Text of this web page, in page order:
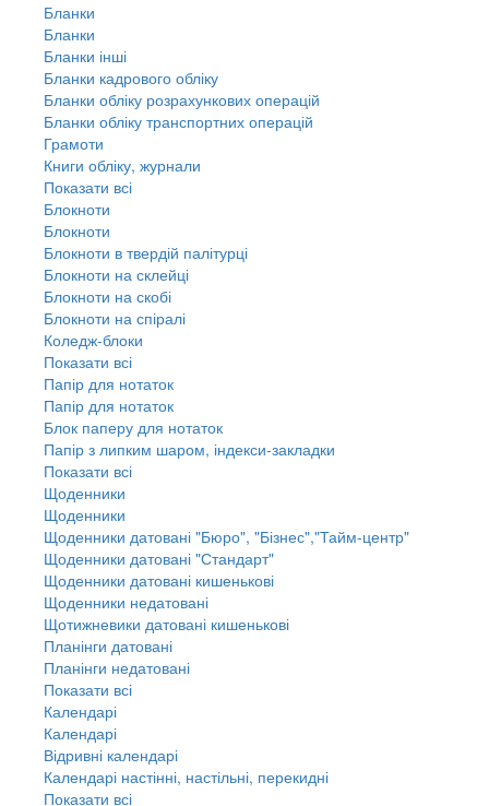
Бланки
Бланки
Бланки інші
Бланки кадрового обліку
Бланки обліку розрахункових операцій
Бланки обліку транспортних операцій
Грамоти
Книги обліку, журнали
Показати всі
Блокноти
Блокноти
Блокноти в твердій палітурці
Блокноти на склейці
Блокноти на скобі
Блокноти на спіралі
Коледж-блоки
Показати всі
Папір для нотаток
Папір для нотаток
Блок паперу для нотаток
Папір з липким шаром, індекси-закладки
Показати всі
Щоденники
Щоденники
Щоденники датовані "Бюро", "Бізнес","Тайм-центр"
Щоденники датовані "Стандарт"
Щоденники датовані кишенькові
Щоденники недатовані
Щотижневики датовані кишенькові
Планінги датовані
Планінги недатовані
Показати всі
Календарі
Календарі
Відривні календарі
Календарі настінні, настільні, перекидні
Показати всі